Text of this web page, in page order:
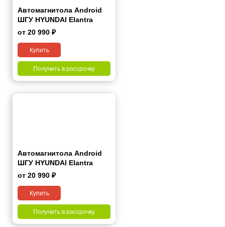
Автомагнитола Android
ШГУ HYUNDAI Elantra
Yuedong 2008-2010
от 20 990 ₽
Купить
Получить в рассрочку
Автомагнитола Android
ШГУ HYUNDAI Elantra
Yuedong 2011-2016 9"
от 20 990 ₽
Купить
Получить в рассрочку